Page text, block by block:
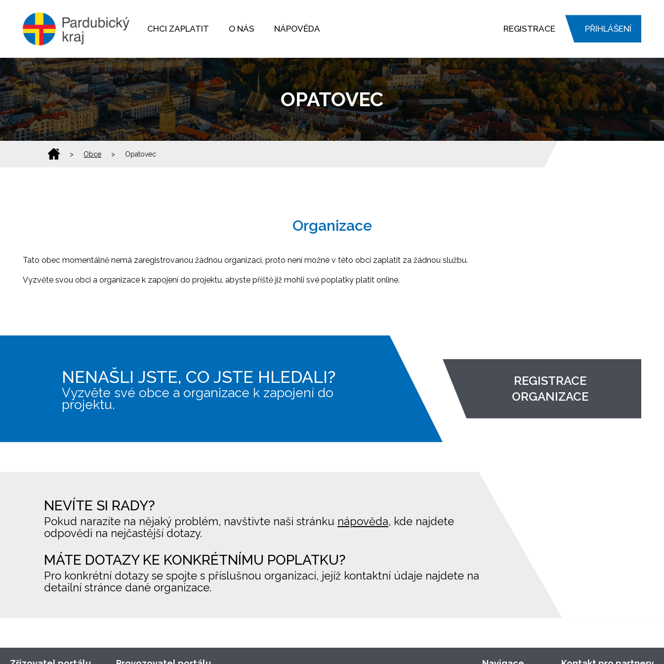
CHCI ZAPLATIT O NÁS NÁPOVĚDA REGISTRACE PŘIHLÁŠENÍ
OPATOVEC
> Obce > Opatovec
Organizace
Tato obec momentálně nemá zaregistrovanou žádnou organizaci, proto není možné v této obci zaplatit za žádnou službu.
Vyzvěte svou obci a organizace k zapojení do projektu, abyste příště již mohli své poplatky platit online.
NENAŠLI JSTE, CO JSTE HLEDALI?
Vyzvěte své obce a organizace k zapojení do
projektu.
REGISTRACE
ORGANIZACE
NEVÍTE SI RADY?
Pokud narazíte na nějaký problém, navštivte naši stránku nápověda, kde najdete
odpovědi na nejčastější dotazy.
MÁTE DOTAZY KE KONKRÉTNÍMU POPLATKU?
Pro konkrétní dotazy se spojte s příslušnou organizací, jejíž kontaktní údaje najdete na
detailní stránce dané organizace.